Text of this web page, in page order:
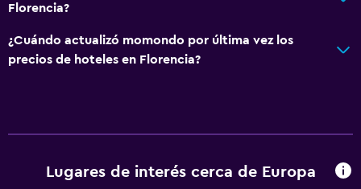
Florencia?
¿Cuándo actualizó momondo por última vez los
precios de hoteles en Florencia?
Lugares de interés cerca de Europa